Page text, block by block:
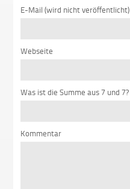
E-Mail (wird nicht veröffentlicht)
Webseite
Was ist die Summe aus 7 und 7?
Kommentar